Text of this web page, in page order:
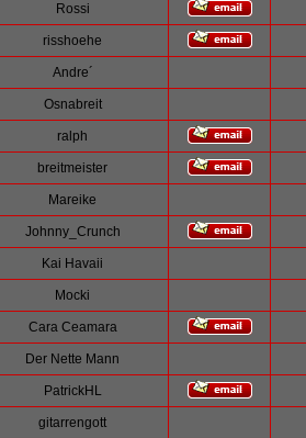
Rossi
risshoehe
Andre´
Osnabreit
ralph
breitmeister
Mareike
Johnny_Crunch
Kai Havaii
Mocki
Cara Ceamara
Der Nette Mann
PatrickHL
gitarrengott